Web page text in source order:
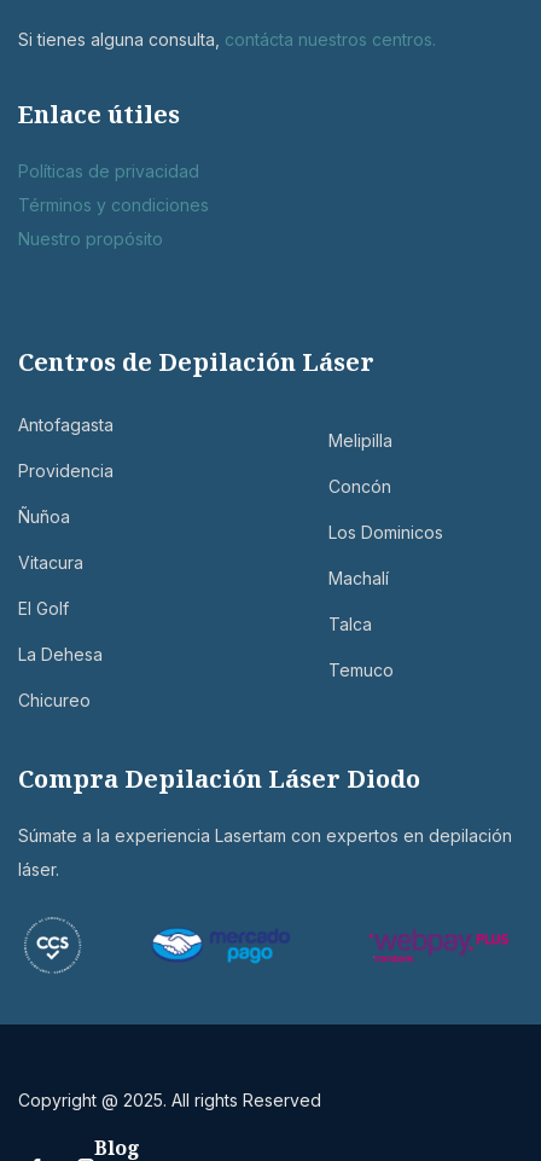
Si tienes alguna consulta, contácta nuestros centros.
Enlace útiles
Políticas de privacidad
Términos y condiciones
Nuestro propósito
Centros de Depilación Láser
Antofagasta
Providencia
Ñuñoa
Vitacura
El Golf
La Dehesa
Chicureo
Melipilla
Concón
Los Dominicos
Machalí
Talca
Temuco
Compra Depilación Láser Diodo
Súmate a la experiencia Lasertam con expertos en depilación
láser.
Blog
Copyright @ 2025. All rights Reserved